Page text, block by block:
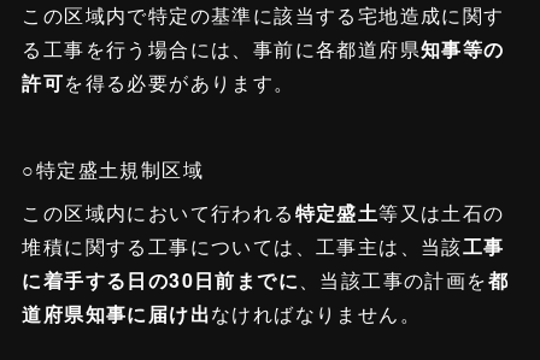
この区域内で特定の基準に該当する宅地造成に関す
る工事を行う場合には、事前に各都道府県知事等の
許可を得る必要があります。
○特定盛土規制区域
この区域内において行われる特定盛土等又は土石の
堆積に関する工事については、工事主は、当該工事
に着手する日の30日前までに、当該工事の計画を都
道府県知事に届け出なければなりません。